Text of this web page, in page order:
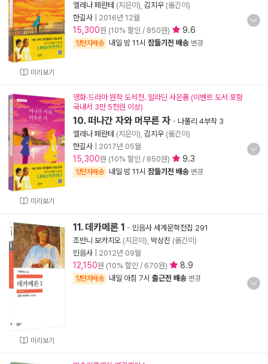
미리보기
엘레나 페란테 (지은이), 김지우 (옮긴이)
한길사
2016년 12월
15,300원 (10% 할인 / 850원) 9.6
양탄자배송 내일 밤 11시 잠들기전 배송 변경
미리보기
영화·드라마 원작 도서전. 알라딘 사은품 (이벤트 도서 포함
국내서 3만 5천원 이상)
10. 떠나간 자와 머무른 자 - 나폴리 4부작 3
엘레나 페란테 (지은이), 김지우 (옮긴이)
한길사
2017년 05월
15,300원 (10% 할인 / 850원) 9.3
양탄자배송 내일 밤 11시 잠들기전 배송 변경
미리보기
11. 데카메론 1 - 민음사 세계문학전집 291
조반니 보카치오 (지은이), 박상진 (옮긴이)
민음사
2012년 09월
12,150원 (10% 할인 / 670원) 8.9
양탄자배송 내일 아침 7시 출근전 배송 변경